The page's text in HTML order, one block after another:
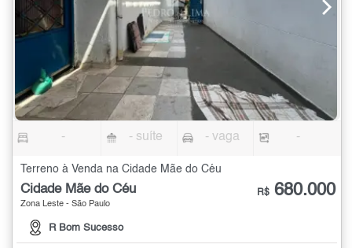
- - suíte - vaga -
Terreno à Venda na Cidade Mãe do Céu
Cidade Mãe do Céu
Zona Leste - São Paulo
R Bom Sucesso
R$ 680.000